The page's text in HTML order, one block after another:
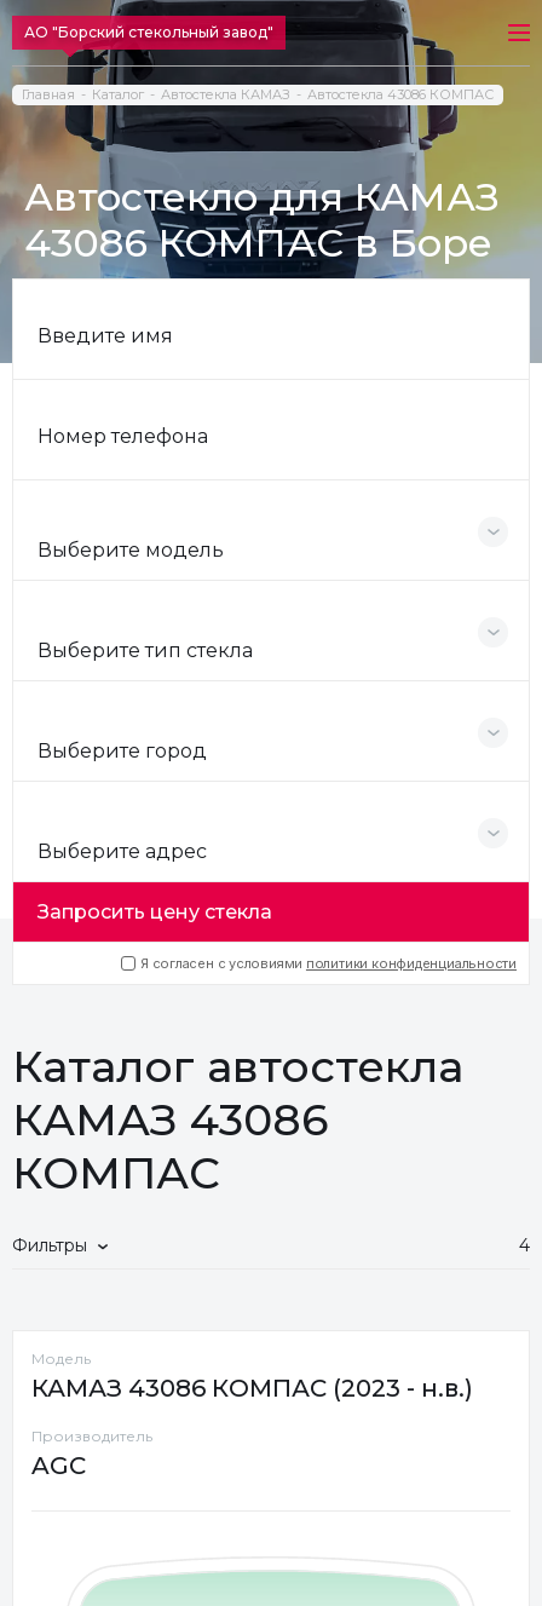
АО "Борский стекольный завод"
Главная Каталог Автостекла КАМАЗ Автостекла 43086 КОМПАС
Автостекло для КАМАЗ
43086 КОМПАС в Боре
Введите имя
Номер телефона
Выберите модель
Выберите тип стекла
Выберите город
Выберите адрес
Запросить цену стекла
Я согласен с условиями политики конфиденциальности
Каталог автостекла
КАМАЗ 43086
КОМПАС
Фильтры 4
Модель
КАМАЗ 43086 КОМПАС (2023 - н.в.)
Производитель
AGC